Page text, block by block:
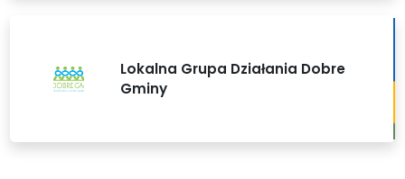
Lokalna Grupa Działania Dobre
Gminy